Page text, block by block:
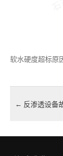
软水硬度超标原
← 反渗透设备